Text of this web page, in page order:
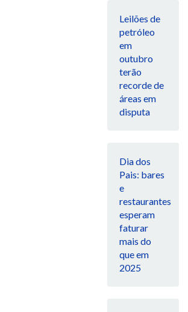
Leilões de
petróleo
em
outubro
terão
recorde de
áreas em
disputa
Dia dos
Pais: bares
e
restaurantes
esperam
faturar
mais do
que em
2025